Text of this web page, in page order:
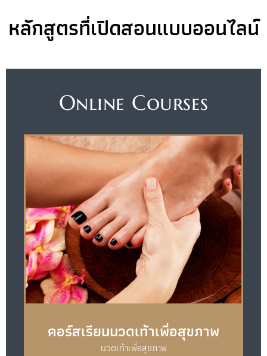
หลักสูตรที่เปิดสอนแบบออนไลน์
Online Courses
คอร์สเรียนนวดเท้าเพื่อสุขภาพ
นวดเท้าเพื่อสุขภาพ